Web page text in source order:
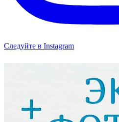
Следуйте в Instagram